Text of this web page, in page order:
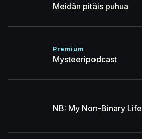
Meidän pitäis puhua
Premium
Mysteeripodcast
NB: My Non-Binary Life